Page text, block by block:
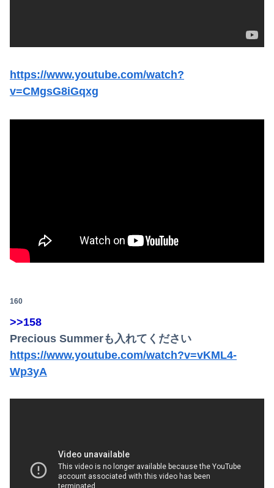
https://www.youtube.com/watch?
v=CMgsG8iGqxg
160
>>158
Precious Summerも入れてください
https://www.youtube.com/watch?v=vKML4-
Wp3yA